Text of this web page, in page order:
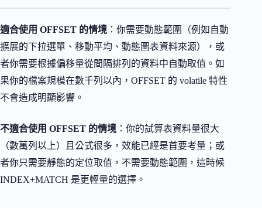
適合使用 OFFSET 的情境 ：你需要動態範圍（例如自動
擴展的下拉選單、移動平均、動態圖表資料來源），或
者你需要根據偏移量從間隔排列的資料中自動取值。如
果你的檔案規模在數千列以內，OFFSET 的 volatile 特性
不會造成明顯影響。
不適合使用 OFFSET 的情境 ：你的試算表資料量很大
（數萬列以上）且公式很多，效能已經是首要考量；或
者你只需要靜態的定位取值，不需要動態範圍，這時候
INDEX+MATCH 是更輕量的選擇。